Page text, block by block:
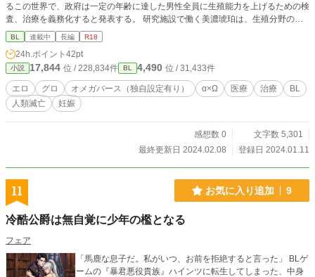
クションです。
るこの世界で、政府は一定の年齢に達した男性全員に生殖能力を上げるための検
査、治療を義務化すると発表する。 研究施設で働く美濃琥珀は、生殖分野の第
一人者として成人男性たちの治療と研究に明け暮れる日々を送っていた・・・・
α、Ωそれぞれの視点から、検査、治療、妊娠、出産・・・を描く。
BL 連載中 長編 R18
24h.ポイント 42pt
小説 17,844 位 / 228,834件 BL 4,490 位 / 31,433件
エロ グロ オメガバース（独自設定有り） α×Ω 医療 治療
BL
人類滅亡
妊娠
感想数 0
文字数 5,301
最終更新日 2024.02.08
登録日 2024.01.11
11 お気に入り追加 9
冷酷公爵は無自覚に少年の檻となる
フェア
「馬鹿な息子だ。私がいつ、お前を拒絶すると言った」 BLゲ
ームの『暴君悪役貴族』ハインツに転生してしまった、中身